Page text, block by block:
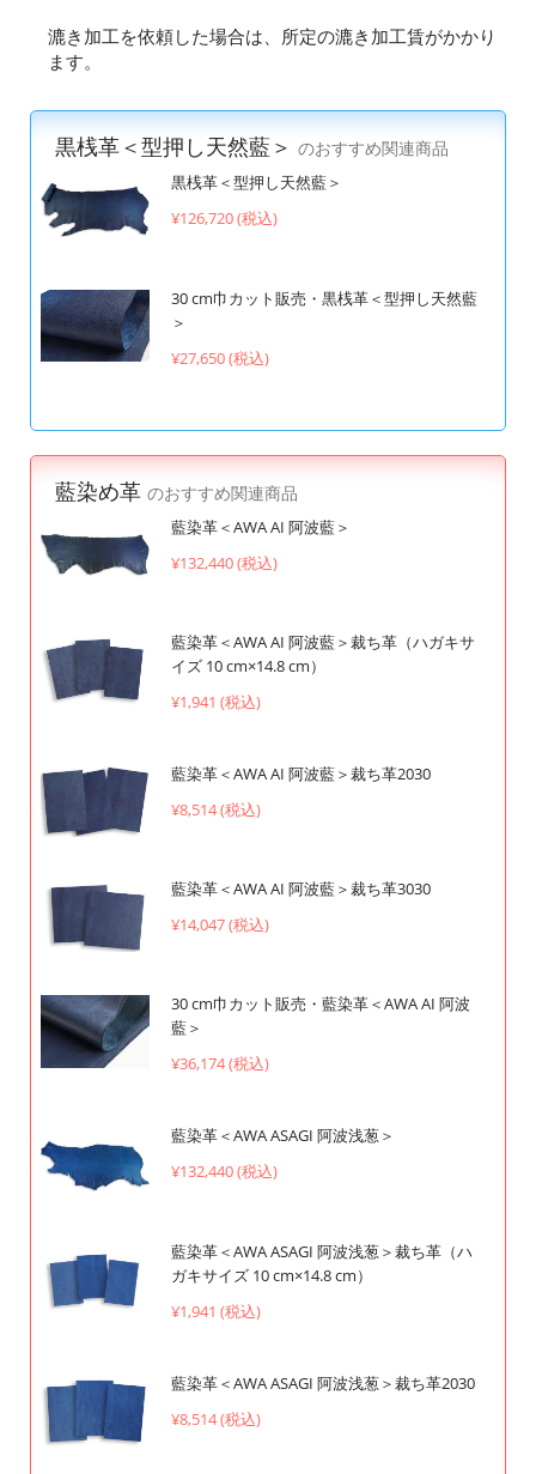
漉き加工を依頼した場合は、所定の漉き加工賃がかかり
ます。
黒桟革＜型押し天然藍＞ のおすすめ関連商品
黒桟革＜型押し天然藍＞
¥126,720 (税込)
30 cm巾カット販売・黒桟革＜型押し天然藍
＞
¥27,650 (税込)
藍染め革 のおすすめ関連商品
藍染革＜AWA AI 阿波藍＞
¥132,440 (税込)
藍染革＜AWA AI 阿波藍＞裁ち革（ハガキサ
イズ 10 cm×14.8 cm）
¥1,941 (税込)
藍染革＜AWA AI 阿波藍＞裁ち革2030
¥8,514 (税込)
藍染革＜AWA AI 阿波藍＞裁ち革3030
¥14,047 (税込)
30 cm巾カット販売・藍染革＜AWA AI 阿波
藍＞
¥36,174 (税込)
藍染革＜AWA ASAGI 阿波浅葱＞
¥132,440 (税込)
藍染革＜AWA ASAGI 阿波浅葱＞裁ち革（ハ
ガキサイズ 10 cm×14.8 cm）
¥1,941 (税込)
藍染革＜AWA ASAGI 阿波浅葱＞裁ち革2030
¥8,514 (税込)